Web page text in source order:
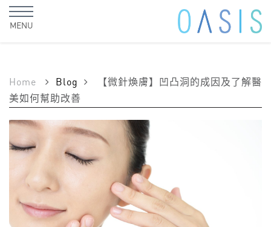
MENU
Home Blog
【微針煥膚】凹凸洞的成因及了解醫
美如何幫助改善